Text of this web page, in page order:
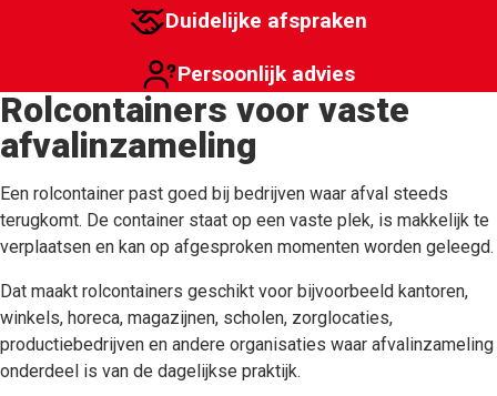
Duidelijke afspraken
Persoonlijk advies
Rolcontainers voor vaste
afvalinzameling
Een rolcontainer past goed bij bedrijven waar afval steeds
terugkomt. De container staat op een vaste plek, is makkelijk te
verplaatsen en kan op afgesproken momenten worden geleegd.
Dat maakt rolcontainers geschikt voor bijvoorbeeld kantoren,
winkels, horeca, magazijnen, scholen, zorglocaties,
productiebedrijven en andere organisaties waar afvalinzameling
onderdeel is van de dagelijkse praktijk.